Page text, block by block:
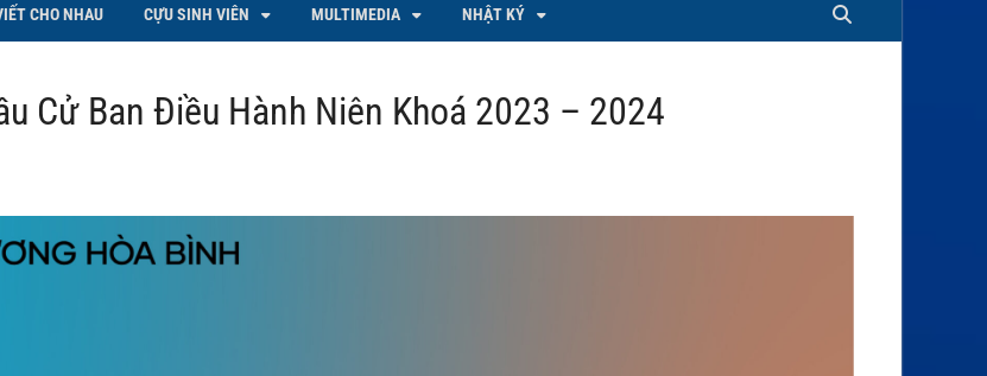
CHO NHAU CỰU SINH VIÊN MULTIMEDIA NHẬT KÝ
Cử Ban Điều Hành Niên Khoá 2023 – 2024